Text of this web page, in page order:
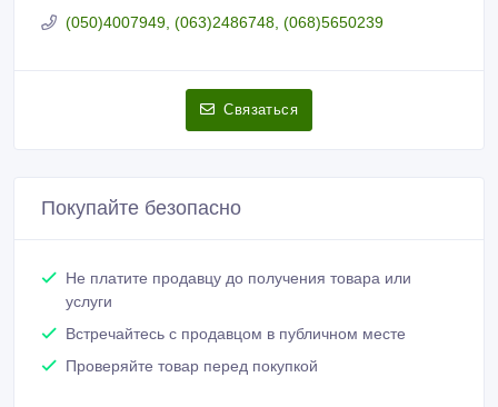
(050)4007949, (063)2486748, (068)5650239
Связаться
Покупайте безопасно
Не платите продавцу до получения товара или
услуги
Встречайтесь с продавцом в публичном месте
Проверяйте товар перед покупкой